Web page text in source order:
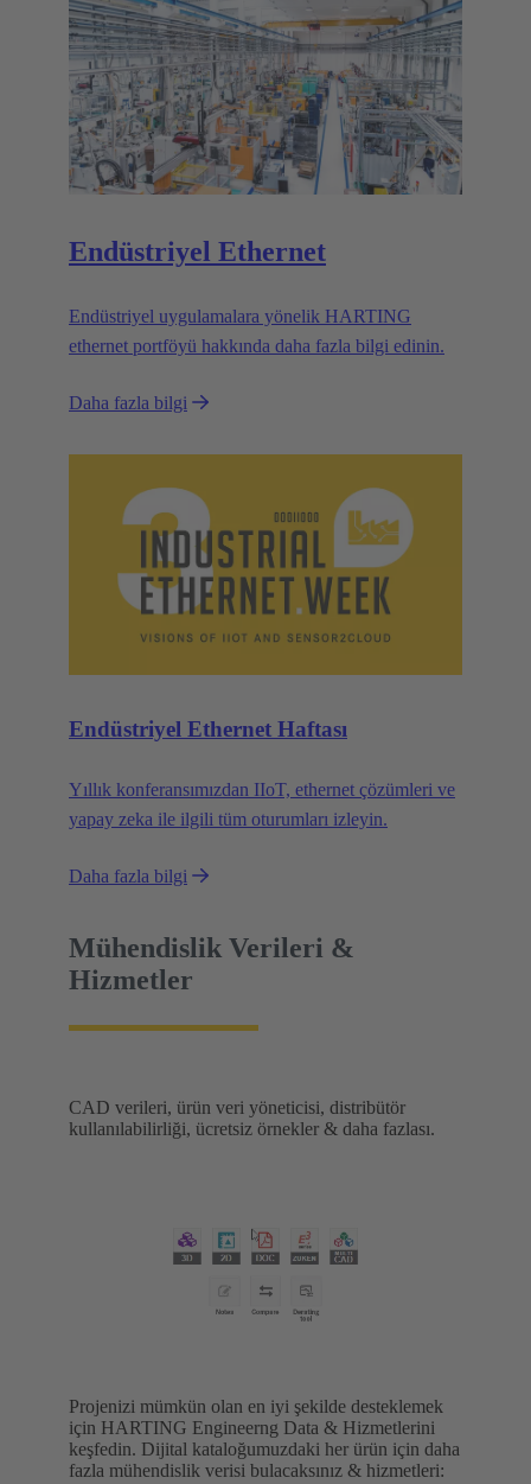
Endüstriyel Ethernet
Endüstriyel uygulamalara yönelik HARTING
ethernet portföyü hakkında daha fazla bilgi edinin.
Daha fazla bilgi
Endüstriyel Ethernet Haftası
Yıllık konferansımızdan IIoT, ethernet çözümleri ve
yapay zeka ile ilgili tüm oturumları izleyin.
Daha fazla bilgi
Mühendislik Verileri &
Hizmetler
CAD verileri, ürün veri yöneticisi, distribütör
kullanılabilirliği, ücretsiz örnekler & daha fazlası.
Projenizi mümkün olan en iyi şekilde desteklemek
için HARTING Engineerng Data & Hizmetlerini
keşfedin. Dijital kataloğumuzdaki her ürün için daha
fazla mühendislik verisi bulacaksınız & hizmetleri: